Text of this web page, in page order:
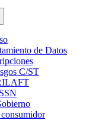
in
new
window
de Datos
in
C/ST
new
window
in
newin
Opens